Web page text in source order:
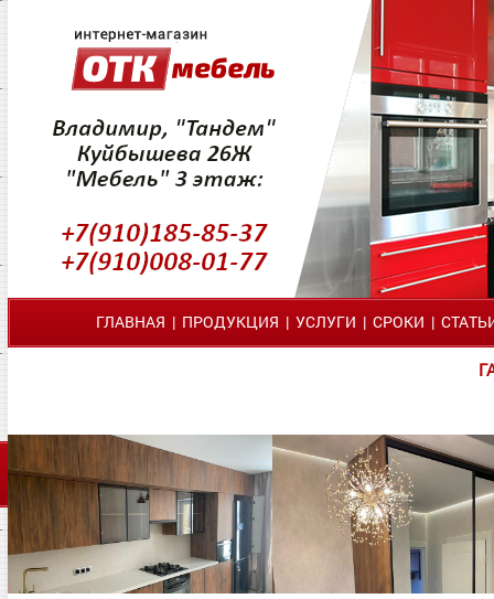
ЗАЯВКА
НА ЗАМЕР
ГЛАВНАЯ | ПРОДУКЦИЯ | УСЛУГИ | СРОКИ |